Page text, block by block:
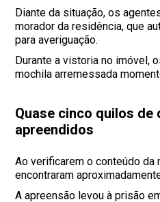
Diante da situação, os
morador da residência, que
para averiguação.
Durante a vistoria no imóvel,
mochila arremessada
Quase cinco quilos de
apreendidos
Ao verificarem o conteúdo da
encontraram
A apreensão levou à prisão